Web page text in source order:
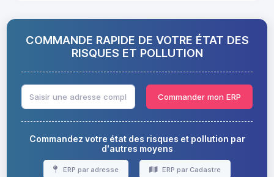
COMMANDE RAPIDE DE VOTRE ÉTAT DES
RISQUES ET POLLUTION
Commander mon ERP
Commandez votre état des risques et pollution par
d'autres moyens
ERP par adresse ERP par Cadastre